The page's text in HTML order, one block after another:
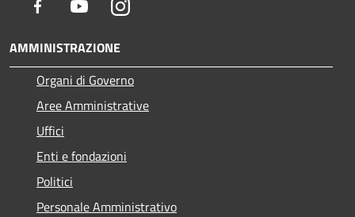
Facebook YoutubeInstagram
AMMINISTRAZIONE
Organi di Governo
Aree Amministrative
Uffici
Enti e fondazioni
Politici
Personale Amministrativo